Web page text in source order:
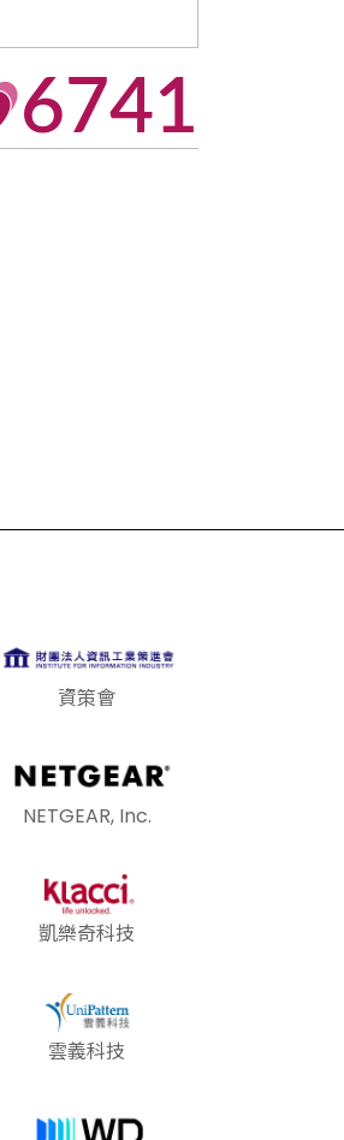
6741
資策會
NETGEAR, Inc.
凱樂奇科技
雲義科技